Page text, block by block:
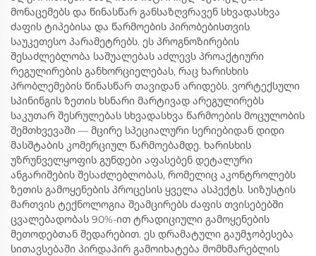
მონაცემებს და წინასწარ განსაზღვრავენ სხვადასხვა
ძაფის ტიპებისა და წარმოების პირობებისთვის
საუკეთესო პარამეტრებს. ეს პროგნოზირების
შესაძლებლობა საშუალებას აძლევს პროაქტიური
რეგულირების განხორციელებას, რაც ხარისხის
პრობლემების წინასწარ თავიდან არიდებს. ვორტექსული
სპინინგის ზეთის ხსნარი მარტივად არეგულირებს
საკუთარ შესრულებას სხვადასხვა წარმოების მოცულობის
შემთხვევაში — მცირე სპეციალური სერიებიდან დიდი
მასშტაბის კომერციულ წარმოებამდე. ხარისხის
უზრუნველყოფის გუნდები აფასებენ დეტალური
ანგარიშების შესაძლებლობას, რომელიც აკონტროლებს
ზეთის გამოყენების პროცესის ყველა ასპექტს. სიზუსტის
მართვის ტექნოლოგია შეამცირებს ძაფის თვისებებში
ცვალებადობას 90%-ით ტრადიციული გამოყენების
მეთოდებთან შედარებით. ეს დრამატული გაუმჯობესება
სითავსებაში პირდაპირ გამოიხატება მომხმარებლის